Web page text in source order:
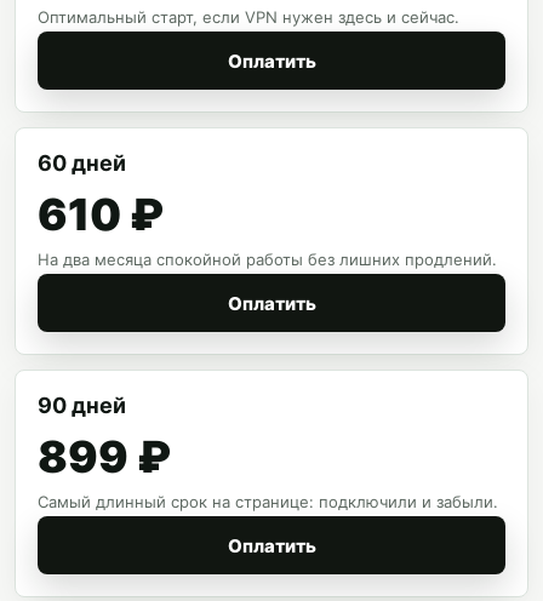
Оптимальный старт, если VPN нужен здесь и сейчас.
Оплатить
60 дней
610 ₽
На два месяца спокойной работы без лишних продлений.
Оплатить
90 дней
899 ₽
Самый длинный срок на странице: подключили и забыли.
Оплатить